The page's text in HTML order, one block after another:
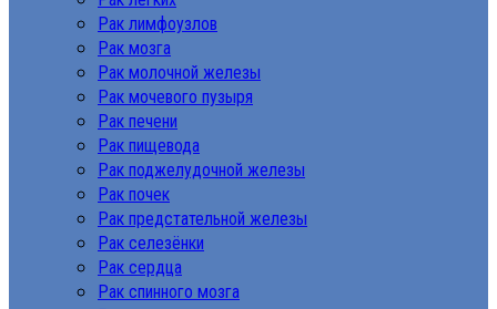
Рак лимфоузлов
Рак мозга
Рак молочной железы
Рак мочевого пузыря
Рак печени
Рак пищевода
Рак поджелудочной железы
Рак почек
Рак предстательной железы
Рак селезёнки
Рак сердца
Рак спинного мозга